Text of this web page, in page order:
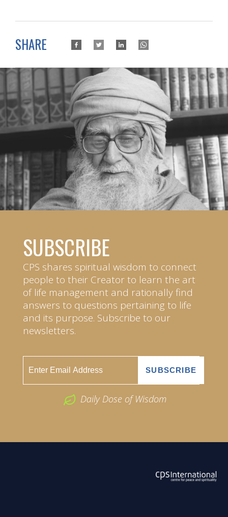
SHARE
SUBSCRIBE
CPS shares spiritual wisdom to connect
people to their Creator to learn the art
of life management and rationally find
answers to questions pertaining to life
and its purpose. Subscribe to our
newsletters.
Daily Dose of Wisdom